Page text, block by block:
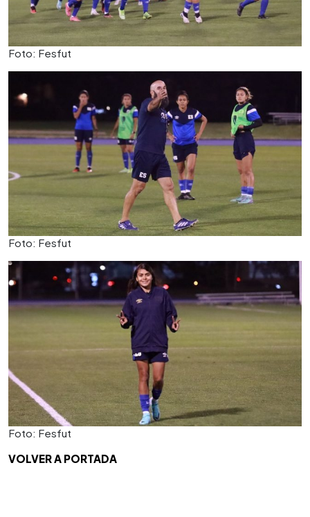
Foto: Fesfut
Foto: Fesfut
Foto: Fesfut
VOLVER A PORTADA